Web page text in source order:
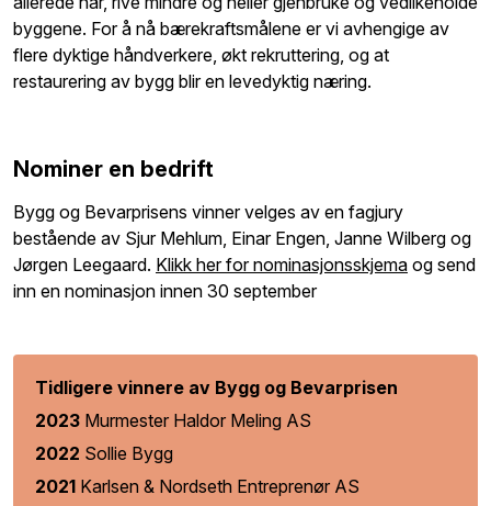
byggene. For å nå bærekraftsmålene er vi avhengige av
flere dyktige håndverkere, økt rekruttering, og at
restaurering av bygg blir en levedyktig næring.
Nominer en bedrift
Bygg og Bevarprisens vinner velges av en fagjury
bestående av Sjur Mehlum, Einar Engen, Janne Wilberg og
Jørgen Leegaard. Klikk her for nominasjonsskjema og send
inn en nominasjon innen 30 september
Tidligere vinnere av Bygg og Bevarprisen
2023 Murmester Haldor Meling AS
2022 Sollie Bygg
2021 Karlsen & Nordseth Entreprenør AS